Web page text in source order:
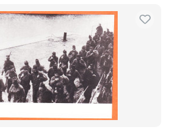
bancario